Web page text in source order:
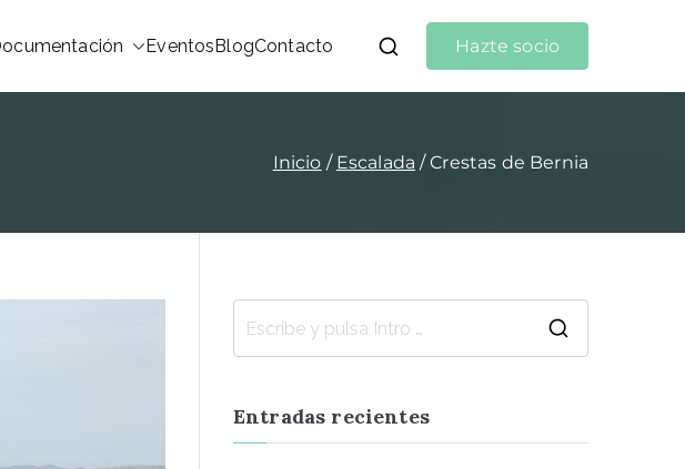
EventosBlogContacto Hazte socio
Inicio Escalada Crestas de Bernia
Entradas recientes